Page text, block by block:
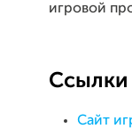
игровой
Ссылки
Сайт